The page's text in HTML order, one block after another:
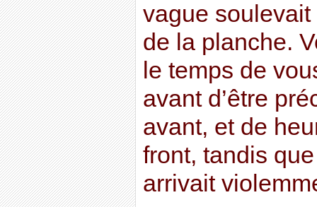
vague soulevait
de la planche.
le temps de
avant d’être
avant, et de
front, tandis
arrivait